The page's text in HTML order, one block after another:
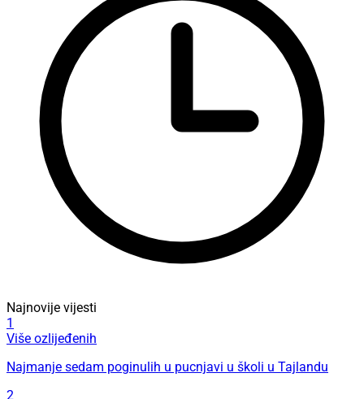
Najnovije vijesti
1
Više ozlijeđenih
Najmanje sedam poginulih u pucnjavi u školi u Tajlandu
2